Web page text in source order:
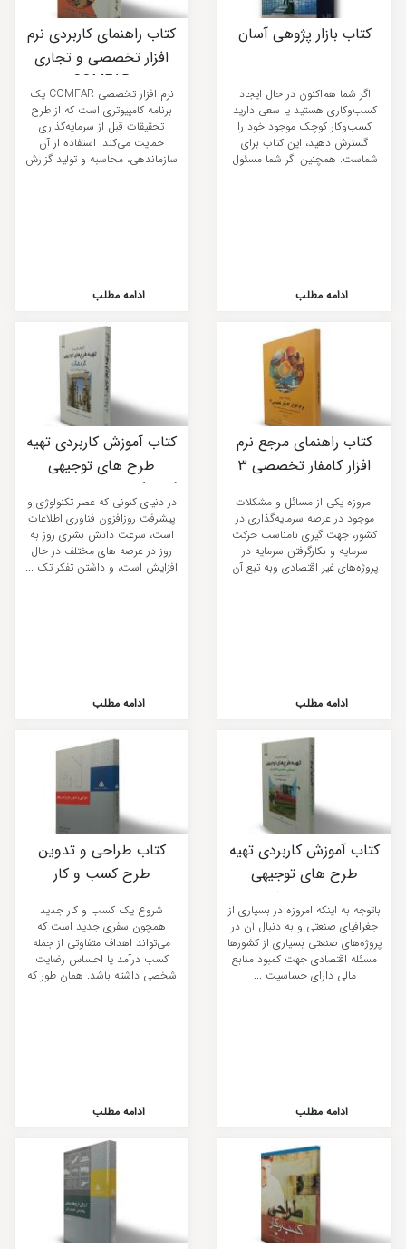
کتاب بازار پژوهی آسان
اگر شما هم‌اکنون در حال ایجاد
کسب‌وکاری هستید یا سعی دارید
کسب‌وکار کوچک موجود خود را
گسترش دهید، این کتاب برای
شماست. همچنین اگر شما مسئول
ادامه مطلب
کتاب راهنمای کاربردی نرم
افزار تخصصی و تجاری
COMFAR
نرم افزار تخصصی COMFAR یک
برنامه کامپیوتری است که از طرح
تحقیقات قبل از سرمایه‌گذاری
حمایت می‌کند. استفاده از آن
سازماندهی، محاسبه و تولید گزارش
ادامه مطلب
کتاب راهنمای مرجع نرم
افزار کامفار تخصصی 3
امروزه یکی از مسائل و مشکلات
موجود در عرصه سرمایه‌گذاری در
کشور، جهت گیری نامناسب حرکت
سرمایه و بکارگرفتن سرمایه در
پروژه‌های غیر اقتصادی وبه تبع آن
ادامه مطلب
کتاب آموزش کاربردی تهیه
طرح‌ های توجیهی
گردشگری جهت اخذ مجوز
فعالیت و تسهیلات
در دنیای کنونی که عصر تکنولوژی و
پیشرفت روزافزون فناوری اطلاعات
است، سرعت دانش بشری روز به
روز در عرصه های مختلف در حال
افزایش است، و داشتن تفکر تک ...
ادامه مطلب
کتاب آموزش کاربردی تهیه
طرح های توجیهی
صنعتی، معدنی و کشاورزی
باتوجه به اینکه امروزه در بسیاری از
جغرافیای صنعتی و به دنبال آن در
پروژه‌های صنعتی بسیاری از کشورها
مسئله اقتصادی جهت کمبود منابع
مالی دارای حساسیت ...
ادامه مطلب
کتاب طراحی و تدوین
طرح کسب و کار
شروع یک کسب و کار جدید
همچون سفری جدید است که
می‌تواند اهداف متفاوتی از جمله
کسب درآمد یا احساس رضایت
شخصی داشته باشد. همان طور که
ادامه مطلب